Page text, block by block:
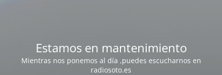
Estamos en mantenimiento
Mientras nos ponemos al día ,puedes escucharnos en
radiosoto.es